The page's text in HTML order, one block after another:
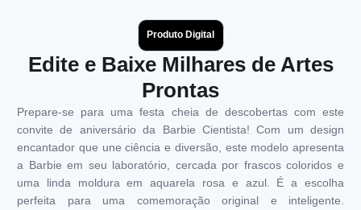
Produto Digital
Edite e Baixe Milhares de Artes
Prontas
Prepare-se para uma festa cheia de descobertas com este
convite de aniversário da Barbie Cientista! Com um design
encantador que une ciência e diversão, este modelo apresenta
a Barbie em seu laboratório, cercada por frascos coloridos e
uma linda moldura em aquarela rosa e azul. É a escolha
perfeita para uma comemoração original e inteligente.